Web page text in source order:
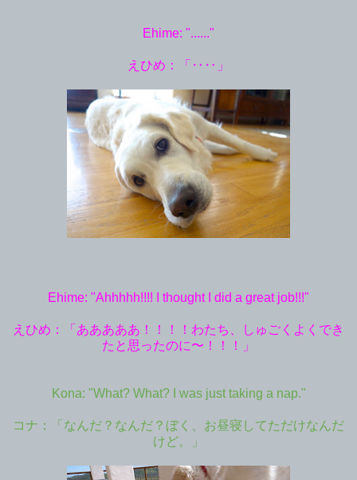
Ehime: "......"
えひめ：「‥‥」
Ehime: "Ahhhhh!!!! I thought I did a great job!!!"
えひめ：「あああああ！！！！わたち、しゅごくよくでき
たと思ったのに〜！！！」
Kona: "What? What? I was just taking a nap."
コナ：「なんだ？なんだ？ぼく、お昼寝してただけなんだ
けど。」